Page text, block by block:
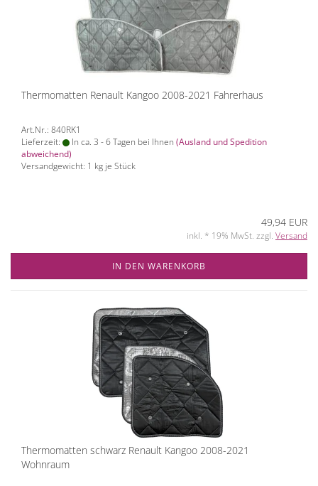
Thermomatten Renault Kangoo 2008-2021 Fahrerhaus
Art.Nr.: 840RK1
Lieferzeit:
In ca. 3 - 6 Tagen bei Ihnen (Ausland und Spedition
abweichend)
Versandgewicht: 1 kg je Stück
49,94 EUR
inkl. * 19% MwSt. zzgl. Versand
IN DEN WARENKORB
Thermomatten schwarz Renault Kangoo 2008-2021
Wohnraum